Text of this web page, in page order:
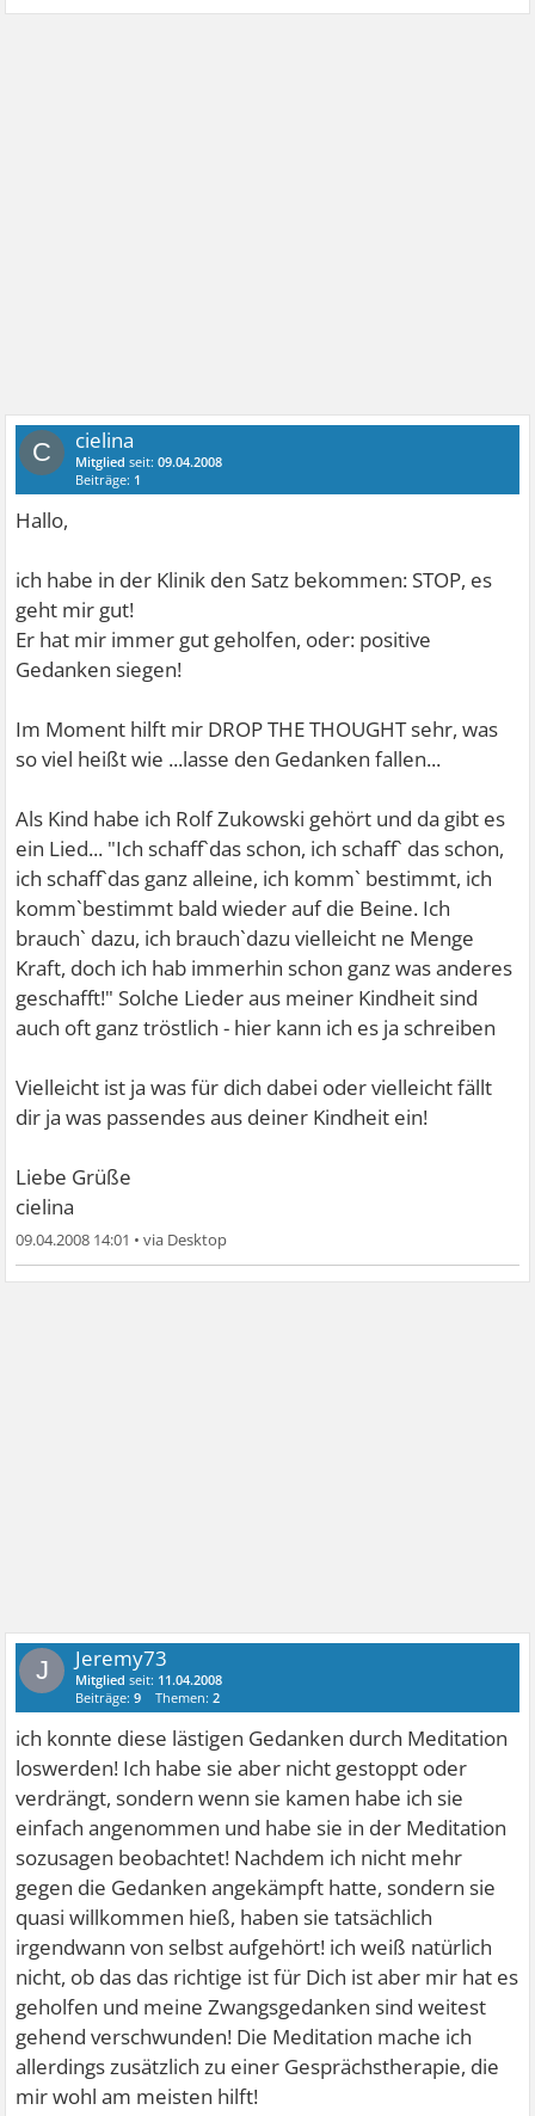
C cielina
Mitglied seit:09.04.2008
Beiträge: 1
Hallo,
ich habe in der Klinik den Satz bekommen: STOP, es
geht mir gut!
Er hat mir immer gut geholfen, oder: positive
Gedanken siegen!
Im Moment hilft mir DROP THE THOUGHT sehr, was
so viel heißt wie ...lasse den Gedanken fallen...
Als Kind habe ich Rolf Zukowski gehört und da gibt es
ein Lied... "Ich schaff`das schon, ich schaff` das schon,
ich schaff`das ganz alleine, ich komm` bestimmt, ich
komm`bestimmt bald wieder auf die Beine. Ich
brauch` dazu, ich brauch`dazu vielleicht ne Menge
Kraft, doch ich hab immerhin schon ganz was anderes
geschafft!" Solche Lieder aus meiner Kindheit sind
auch oft ganz tröstlich - hier kann ich es ja schreiben
Vielleicht ist ja was für dich dabei oder vielleicht fällt
dir ja was passendes aus deiner Kindheit ein!
Liebe Grüße
cielina
09.04.2008 14:01 •
J Jeremy73
Mitglied seit: 11.04.2008
Beiträge:9 Themen:2
ich konnte diese lästigen Gedanken durch Meditation
loswerden! Ich habe sie aber nicht gestoppt oder
verdrängt, sondern wenn sie kamen habe ich sie
einfach angenommen und habe sie in der Meditation
sozusagen beobachtet! Nachdem ich nicht mehr
gegen die Gedanken angekämpft hatte, sondern sie
quasi willkommen hieß, haben sie tatsächlich
irgendwann von selbst aufgehört! ich weiß natürlich
nicht, ob das das richtige ist für Dich ist aber mir hat es
geholfen und meine Zwangsgedanken sind weitest
gehend verschwunden! Die Meditation mache ich
allerdings zusätzlich zu einer Gesprächstherapie, die
mir wohl am meisten hilft!